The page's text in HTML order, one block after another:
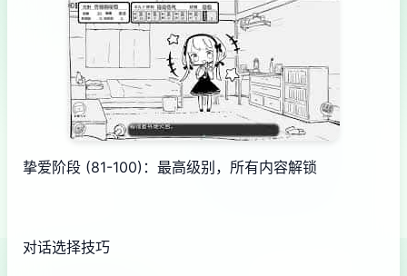
挚爱阶段 (81-100)：最高级别，所有内容解锁
对话选择技巧